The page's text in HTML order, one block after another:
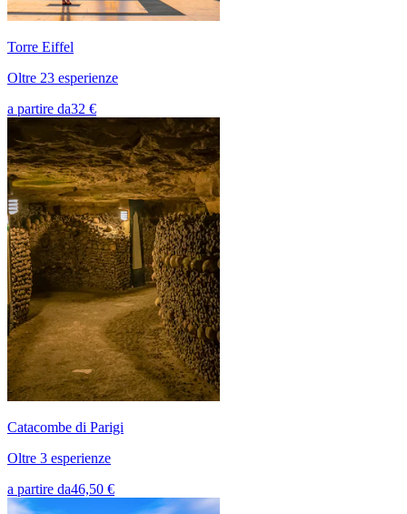
Torre Eiffel
Oltre 23 esperienze
a partire da32 €
Catacombe di Parigi
Oltre 3 esperienze
a partire da46,50 €